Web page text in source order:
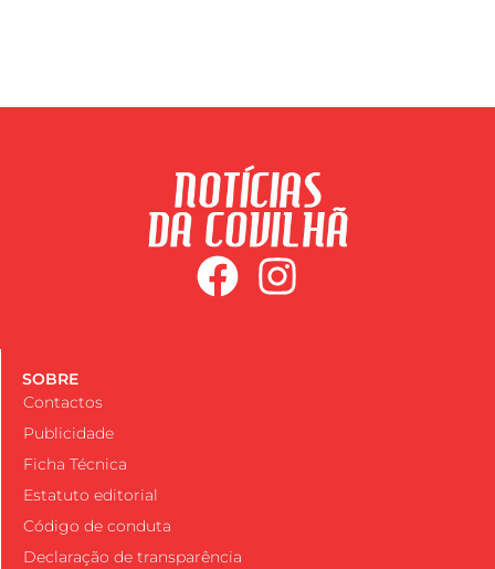
SOBRE
Contactos
Publicidade
Ficha Técnica
Estatuto editorial
Código de conduta
Declaração de transparência